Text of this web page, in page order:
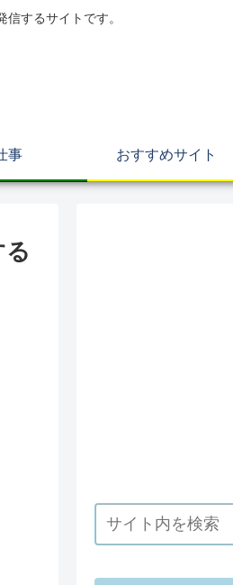
するサイトです。
事 おすすめサイト